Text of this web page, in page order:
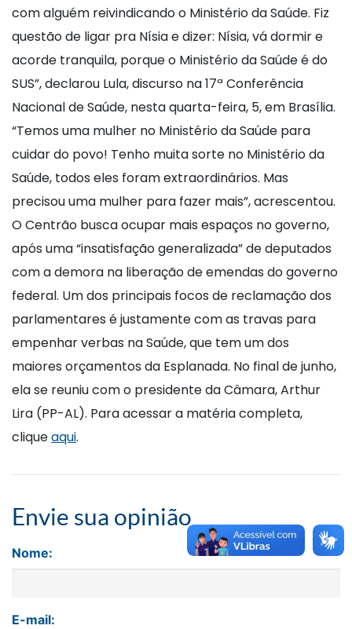
com alguém reivindicando o Ministério da Saúde. Fiz
questão de ligar pra Nísia e dizer: Nísia, vá dormir e
acorde tranquila, porque o Ministério da Saúde é do
SUS”, declarou Lula, discurso na 17ª Conferência
Nacional de Saúde, nesta quarta-feira, 5, em Brasília.
“Temos uma mulher no Ministério da Saúde para
cuidar do povo! Tenho muita sorte no Ministério da
Saúde, todos eles foram extraordinários. Mas
precisou uma mulher para fazer mais”, acrescentou.
O Centrão busca ocupar mais espaços no governo,
após uma “insatisfação generalizada” de deputados
com a demora na liberação de emendas do governo
federal. Um dos principais focos de reclamação dos
parlamentares é justamente com as travas para
empenhar verbas na Saúde, que tem um dos
maiores orçamentos da Esplanada. No final de junho,
ela se reuniu com o presidente da Câmara, Arthur
Lira (PP-AL). Para acessar a matéria completa,
cliqueaqui.
Envie sua opinião
Nome:
E-mail: